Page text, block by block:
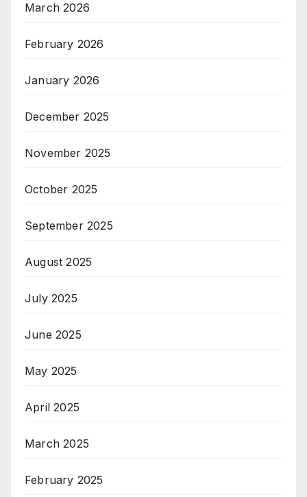
March 2026
February 2026
January 2026
December 2025
November 2025
October 2025
September 2025
August 2025
July 2025
June 2025
May 2025
April 2025
March 2025
February 2025